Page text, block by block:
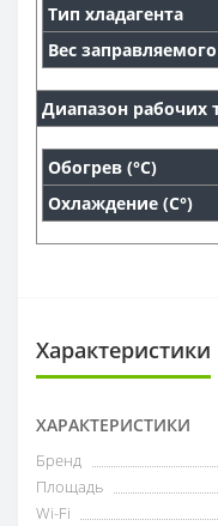
Тип хладагента
Вес
Диапазон рабочих
Обогрев (°С)
Охлаждение (С°)
Характеристики
ХАРАКТЕРИСТИКИ
Бренд
Площадь
Wi-Fi